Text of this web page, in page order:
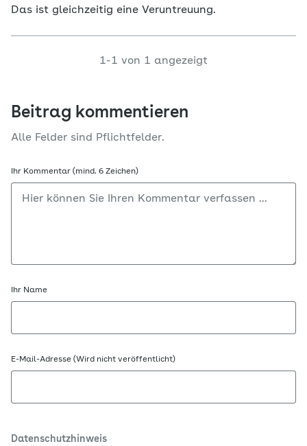
Das ist gleichzeitig eine Veruntreuung.
1-1 von 1 angezeigt
Beitrag kommentieren
Alle Felder sind Pflichtfelder.
Ihr Kommentar (mind. 6 Zeichen)
Ihr Name
E-Mail-Adresse (Wird nicht veröffentlicht)
Datenschutzhinweis